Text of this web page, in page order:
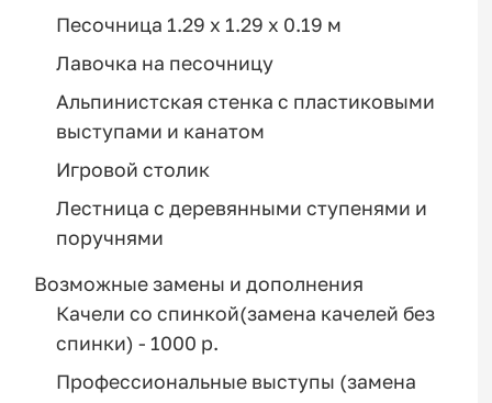
Песочница 1.29 х 1.29 х 0.19 м
Лавочка на песочницу
Альпинистская стенка с пластиковыми
выступами и канатом
Игровой столик
Лестница с деревянными ступенями и
поручнями
Возможные замены и дополнения
Качели со спинкой(замена качелей без
спинки) - 1000 р.
Профессиональные выступы (замена